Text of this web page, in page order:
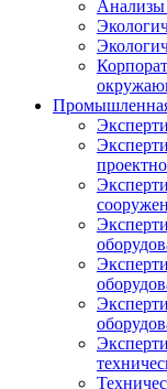
Промышленная